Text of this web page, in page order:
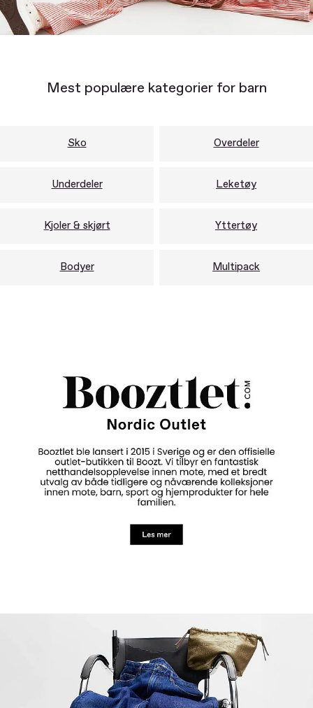
Mest populære kategorier for barn
Sko Overdeler
Underdeler Leketøy
Kjoler & skjørt Yttertøy
Bodyer Multipack